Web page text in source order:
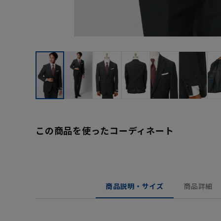
この商品を使ったコーディネート
商品説明・サイズ 商品詳細